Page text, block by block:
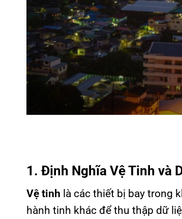
1. Định Nghĩa Vệ Tinh và
Vệ tinh là các thiết bị bay trong
hành tinh khác để thu thập dữ